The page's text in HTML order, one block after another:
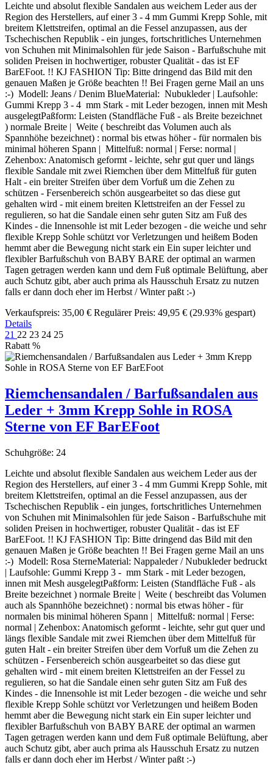
Leichte und absolut flexible Sandalen aus weichem Leder aus der
Region des Herstellers, auf einer 3 - 4 mm Gummi Krepp Sohle, mit
breitem Klettstreifen, optimal an die Fessel anzupassen, aus der
Tschechischen Republik - ein junges, fortschritliches Unternehmen
von Schuhen mit Minimalsohlen für jede Saison - Barfußschuhe mit
soliden Preisen in hochwertiger, robuster Qualität - das ist EF
BarEFoot. !! KJ FASHION Tip: Bitte dringend das Bild mit den
genauen Maßen je Größe beachten !! Bei Fragen gerne Mail an uns
:-) Modell: Jeans / Denim BlueMaterial: Nubukleder | Laufsohle:
Gummi Krepp 3 - 4 mm Stark - mit Leder bezogen, innen mit Mesh
ausgelegtPaßform: Leisten (Standfläche Fuß - als Breite bezeichnet
) normale Breite | Weite ( beschreibt das Volumen auch als
Spannhöhe bezeichnet) : normal bis etwas höher - für normalen bis
minimal höheren Spann | Mittelfuß: normal | Ferse: normal |
Zehenbox: Anatomisch geformt - leichte, sehr gut quer und längs
flexible Sandale mit zwei Riemchen über dem Mittelfuß für guten
Halt - ein breiter Streifen über dem Vorfuß um die Zehen zu
schützen - Fersenbereich schön ausgearbeitet so das diese gut
gehalten wird - mit einem breiten Klettstreifen an der Fessel zu
regulieren, so hat die Sandale einen sehr guten Sitz am Fuß des
Kindes - die Innensohle ist mit Leder bezogen - die weiche und sehr
flexible Krepp Sohle schützt vor Verletzungen und heißem Boden
hemmt aber die Bewegung nicht stark ein Ein super leichter und
flexibler Barfußschuh von BABY BARE der optimal an warmen
Tagen getragen werden kann und dem Fuß optimale Belüftung, aber
auch Schutz gibt, aber auch prima als Hausschuh Ersatz zu nutzen
falls er dann doch eher im Herbst / Winter paßt :-)
Verkaufspreis: 35,00 € Regulärer Preis: 49,95 € (29.93% gespart)
Details
21 22 23 24 25
Rabatt %
Riemchensandalen / Barfußsandalen aus
Leder + 3mm Krepp Sohle in ROSA
Sterne von EF BarEFoot
Schuhgröße: 24
Leichte und absolut flexible Sandalen aus weichem Leder aus der
Region des Herstellers, auf einer 3 - 4 mm Gummi Krepp Sohle, mit
breitem Klettstreifen, optimal an die Fessel anzupassen, aus der
Tschechischen Republik - ein junges, fortschritliches Unternehmen
von Schuhen mit Minimalsohlen für jede Saison - Barfußschuhe mit
soliden Preisen in hochwertiger, robuster Qualität - das ist EF
BarEFoot. !! KJ FASHION Tip: Bitte dringend das Bild mit den
genauen Maßen je Größe beachten !! Bei Fragen gerne Mail an uns
:-) Modell: Rosa SterneMaterial: Nappaleder / Nubukleder bedruckt
| Laufsohle: Gummi Krepp 3 - mm Stark - mit Leder bezogen,
innen mit Mesh ausgelegtPaßform: Leisten (Standfläche Fuß - als
Breite bezeichnet ) normale Breite | Weite ( beschreibt das Volumen
auch als Spannhöhe bezeichnet) : normal bis etwas höher - für
normalen bis minimal höheren Spann | Mittelfuß: normal | Ferse:
normal | Zehenbox: Anatomisch geformt - leichte, sehr gut quer und
längs flexible Sandale mit zwei Riemchen über dem Mittelfuß für
guten Halt - ein breiter Streifen über dem Vorfuß um die Zehen zu
schützen - Fersenbereich schön ausgearbeitet so das diese gut
gehalten wird - mit einem breiten Klettstreifen an der Fessel zu
regulieren, so hat die Sandale einen sehr guten Sitz am Fuß des
Kindes - die Innensohle ist mit Leder bezogen - die weiche und sehr
flexible Krepp Sohle schützt vor Verletzungen und heißem Boden
hemmt aber die Bewegung nicht stark ein Ein super leichter und
flexibler Barfußschuh von BABY BARE der optimal an warmen
Tagen getragen werden kann und dem Fuß optimale Belüftung, aber
auch Schutz gibt, aber auch prima als Hausschuh Ersatz zu nutzen
falls er dann doch eher im Herbst / Winter paßt :-)